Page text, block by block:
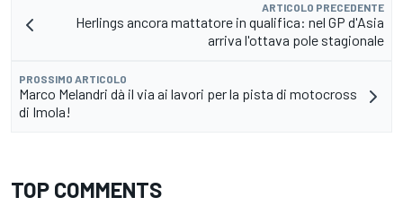
ARTICOLO PRECEDENTE
Herlings ancora mattatore in qualifica: nel GP d'Asia
arriva l'ottava pole stagionale
PROSSIMO ARTICOLO
Marco Melandri dà il via ai lavori per la pista di motocross
di Imola!
TOP COMMENTS